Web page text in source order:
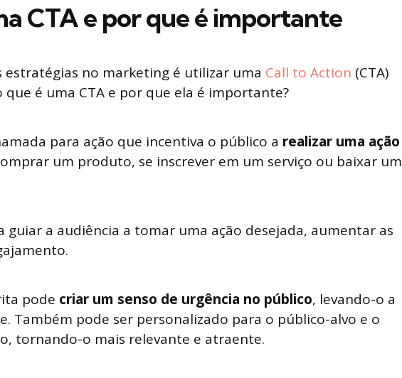
CTA e por que é importante
estratégias no marketing é utilizar uma Call to Action (CTA)
que é uma CTA e por que ela é importante?
para ação que incentiva o público a realizar uma ação
um produto, se inscrever em um serviço ou baixar um
guiar a audiência a tomar uma ação desejada, aumentar as
pode criar um senso de urgência no público, levando-o a
Também pode ser personalizado para o público-alvo e o
tornando-o mais relevante e atraente.